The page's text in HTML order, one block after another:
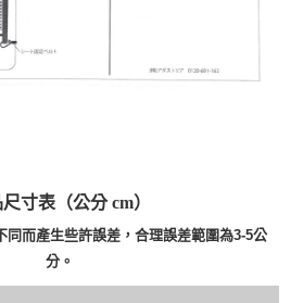
寸表（公分 cm）
同而產生些許誤差，合理誤差範圍為3-5公
分。